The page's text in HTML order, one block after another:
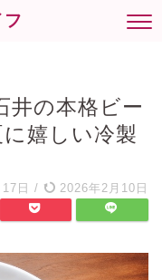
井の本格ビー
嬉しい冷製
日 / 2026年2月10日